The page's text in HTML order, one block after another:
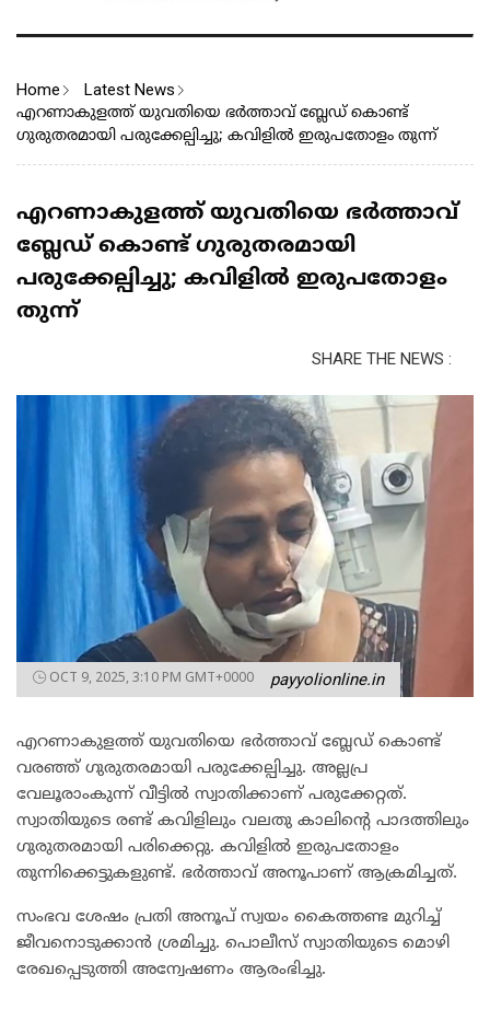
Home Latest News
എറണാകുളത്ത് യുവതിയെ ഭര്‍ത്താവ് ബ്ലേഡ് കൊണ്ട്
ഗുരുതരമായി പരുക്കേല്പിച്ചു; കവിളില്‍ ഇരുപതോളം തുന്ന്
എറണാകുളത്ത് യുവതിയെ ഭര്‍ത്താവ്
ബ്ലേഡ് കൊണ്ട് ഗുരുതരമായി
പരുക്കേല്പിച്ചു; കവിളില്‍ ഇരുപതോളം
തുന്ന്
SHARE THE NEWS :
OCT 9, 2025, 3:10 PM GMT+0000 payyolionline.in
എറണാകുളത്ത് യുവതിയെ ഭര്‍ത്താവ് ബ്ലേഡ് കൊണ്ട്
വരഞ്ഞ് ഗുരുതരമായി പരുക്കേല്പിച്ചു. അല്ലപ്ര
വേലൂരാംകുന്ന് വീട്ടില്‍ സ്വാതിക്കാണ് പരുക്കേറ്റത്.
സ്വാതിയുടെ രണ്ട് കവിളിലും വലതു കാലിന്റെ പാദത്തിലും
ഗുരുതരമായി പരിക്കെറ്റു. കവിളില്‍ ഇരുപതോളം
തുന്നിക്കെട്ടുകളുണ്ട്. ഭര്‍ത്താവ് അനൂപാണ് ആക്രമിച്ചത്.
സംഭവ ശേഷം പ്രതി അനൂപ് സ്വയം കൈത്തണ്ട മുറിച്ച്
ജീവനൊടുക്കാൻ ശ്രമിച്ചു. പൊലീസ് സ്വാതിയുടെ മൊഴി
രേഖപ്പെടുത്തി അന്വേഷണം ആരംഭിച്ചു.